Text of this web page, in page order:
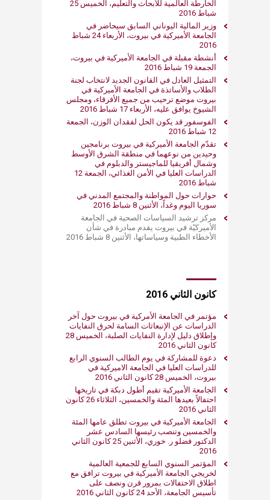
الخارطة العالمية للأبحاث والتعليم، الخميس 25
شباط 2016
وزير المالية اليوناني السابق سيحاضر في
الجامعة الأميركية في بيروت، الأربعاء 24 شباط
2016
أنشطة مقبلة في الجامعة الأميركية في بيروت،
الجمعة 19 شباط 2016
التمثيل العادل في القانون الجديد لانتخاب لجنة
الطلاب والأساتذة في الجامعة الأميركية في
بيروت موضع ترحيب من جميع الأفرقاء، ومجلس
الشيوخ يوافق عليه، الأربعاء 17 شباط 2016
الفوسفور قد يكون الحل لفقدان الوزن، الجمعة
12 شباط 2016
تقدّم الجامعة الأميركية في بيروت برنامجين
وحيدين من نوعهما في منطقة الشرق الأوسط
وشمال أفريقيا للماجيستر والدبلوم في
الدراسات العليا في الأمن الغذائي، الجمعة 12
شباط 2016
حوارات حول المواطنة والمجتمع المدني في
سوريا اليوم وغداً، الأثنين 8 شباط 2016
مركز ترشيد السياسات الصحية في الجامعة
الأميركيّة في بيروت يقدم مبادرة في شأن
الأخطاء الطبية وسياساتها، الأثنين 8 شباط 2016
كانون الثاني 2016
مؤتمر في الجامعة الأمركية في بيروت حول آخر
الدراسات عن الإنبعاثات السامة لحرق النفايات
وإطلاق دليل لإدارة النفايات الصلبة، الخميس 28
كانون الثاني 2016
دعوة للمشاركة في يوم الطالب السنوي الرابع
للدراسات العليا في الجامعة الاميركية في
بيروت، الخميس 28 كانون الثاني 2016
الجامعة الأميركية تقيم أطول دبكة في تاريخها
احتفالاً بعيدها المئة والخمسين، الثلاثاء 26 كانون
الثاني 2016
الجامعة الأميركية في بيروت تطلق عامها المئة
والخمسين وتنصب رئيسها السادس عشر
الدكتور فضلو ر. خوري، الأثنين 25 كانون الثاني
2016
المؤتمر السنوي السابع للجمعية العالمية
لخريجي الجامعة الأميركية في بيروت ترافق مع
اطلاق الاحتفالات بمرور قرن ونصف على
تأسيس الجامعة، الأحد 24 كانون الثاني 2016